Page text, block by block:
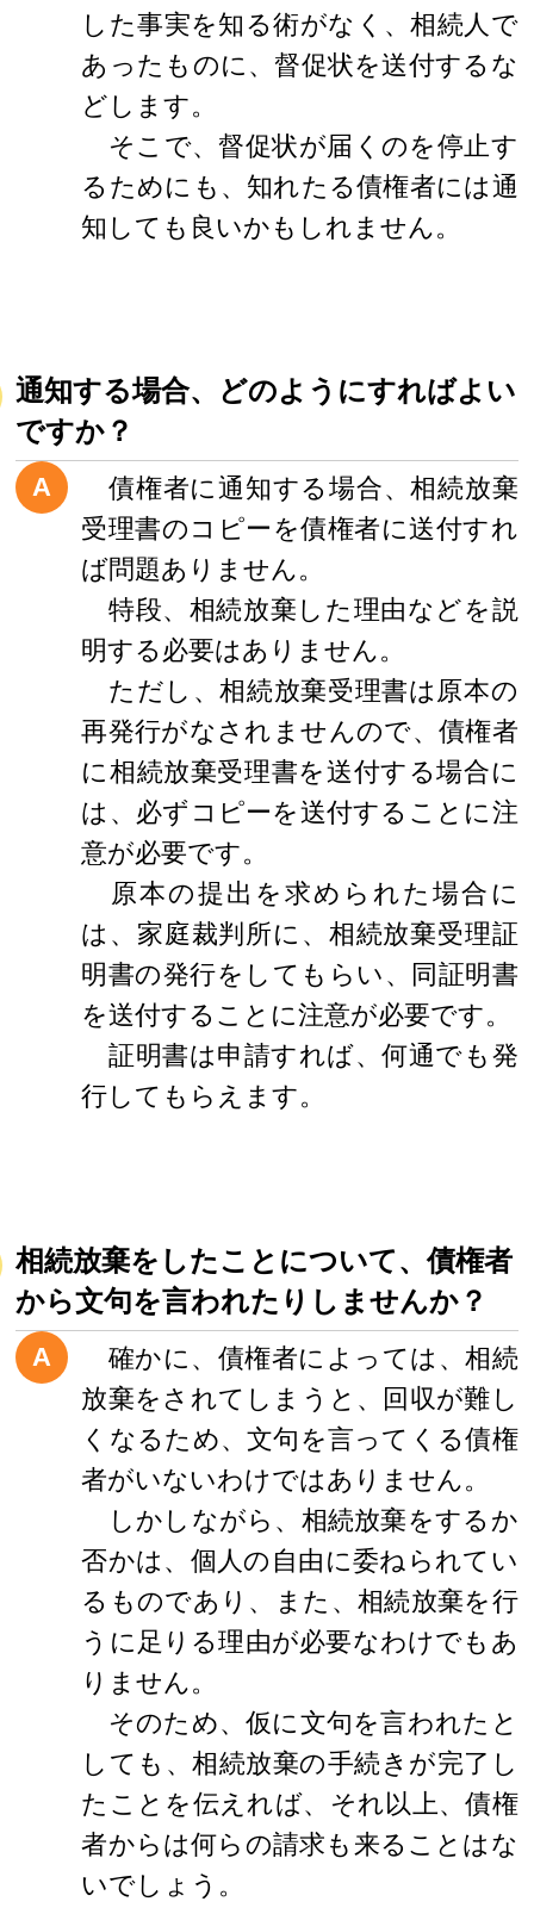
した事実を知る術がなく、相続人で
あったものに、督促状を送付するな
どします。
そこで、督促状が届くのを停止す
るためにも、知れたる債権者には通
知しても良いかもしれません。
通知する場合、どのようにすればよい
ですか？
A
債権者に通知する場合、相続放棄
受理書のコピーを債権者に送付すれ
ば問題ありません。
特段、相続放棄した理由などを説
明する必要はありません。
ただし、相続放棄受理書は原本の
再発行がなされませんので、債権者
に相続放棄受理書を送付する場合に
は、必ずコピーを送付することに注
意が必要です。
原本の提出を求められた場合に
は、家庭裁判所に、相続放棄受理証
明書の発行をしてもらい、同証明書
を送付することに注意が必要です。
証明書は申請すれば、何通でも発
行してもらえます。
相続放棄をしたことについて、債権者
から文句を言われたりしませんか？
A
確かに、債権者によっては、相続
放棄をされてしまうと、回収が難し
くなるため、文句を言ってくる債権
者がいないわけではありません。
しかしながら、相続放棄をするか
否かは、個人の自由に委ねられてい
るものであり、また、相続放棄を行
うに足りる理由が必要なわけでもあ
りません。
そのため、仮に文句を言われたと
しても、相続放棄の手続きが完了し
たことを伝えれば、それ以上、債権
者からは何らの請求も来ることはな
いでしょう。